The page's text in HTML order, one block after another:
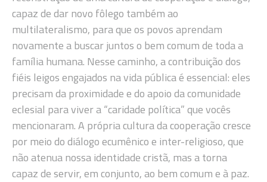
capaz de dar novo fôlego também ao
multilateralismo, para que os povos aprendam
novamente a buscar juntos o bem comum de toda a
família humana. Nesse caminho, a contribuição dos
fiéis leigos engajados na vida pública é essencial: eles
precisam da proximidade e do apoio da comunidade
eclesial para viver a “caridade política” que vocês
mencionaram. A própria cultura da cooperação cresce
por meio do diálogo ecumênico e inter-religioso, que
não atenua nossa identidade cristã, mas a torna
capaz de servir, em conjunto, ao bem comum e à paz.